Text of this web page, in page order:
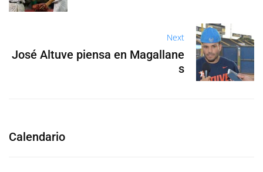
Next
José Altuve piensa en Magallane
s
Calendario